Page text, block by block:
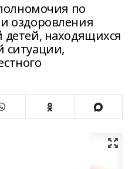
по
оздоровления
детей, находящихся
ситуации,